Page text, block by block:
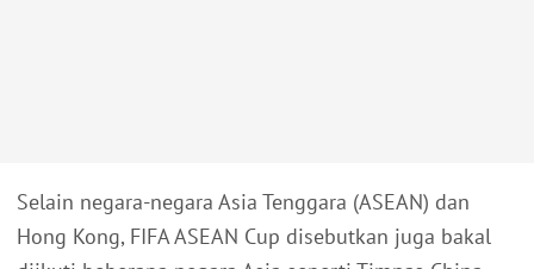
Selain negara-negara Asia Tenggara (ASEAN) dan
Hong Kong, FIFA ASEAN Cup disebutkan juga bakal